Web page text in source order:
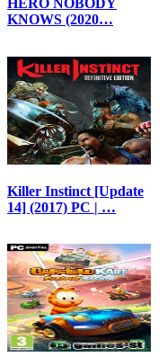
HERO NOBODY
KNOWS (2020…
Killer Instinct [Update
14] (2017) PC | …